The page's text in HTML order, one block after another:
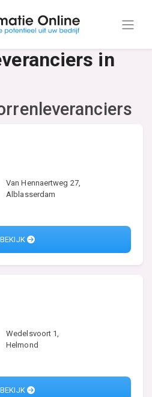
in
Van Hennaertweg 27,
Alblasserdam
BEKIJK
Wedelsvoort 1,
Helmond
BEKIJK